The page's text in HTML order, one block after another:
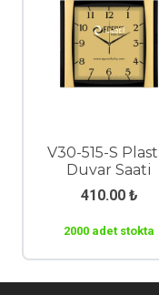
V30-515-S
Duvar Saati
410.00 ₺
2000 adet stokta